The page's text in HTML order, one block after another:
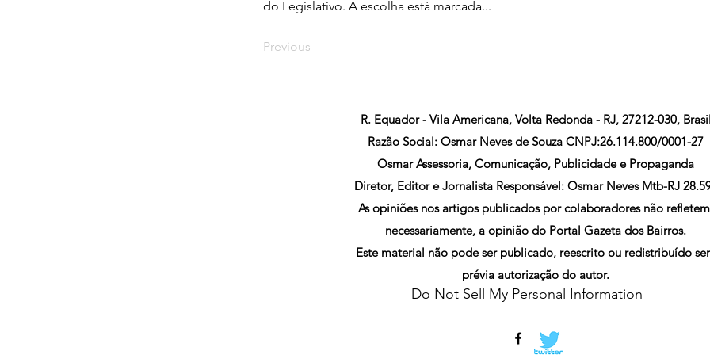
do Legislativo. A escolha está marcada...
Previous
R. Equador - Vila Americana, Volta Redonda - RJ, 27212-030, Brasil
Razão Social: Osmar Neves de Souza CNPJ:26.114.800/0001-27
Osmar Assessoria, Comunicação, Publicidade e Propaganda
Diretor, Editor e Jornalista Responsável: Osmar Neves Mtb-RJ
As opiniões nos artigos publicados por colaboradores não
necessariamente, a opinião do Portal Gazeta dos Bairros.
Este material não pode ser publicado, reescrito ou redistribuído
prévia autorização do autor.
Do Not Sell My Personal Information